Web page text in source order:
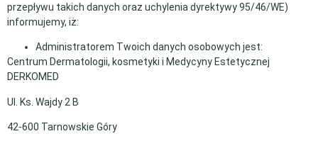
przepływu takich danych oraz uchylenia dyrektywy 95/46/WE)
informujemy, iż:
Administratorem Twoich danych osobowych jest:
Centrum Dermatologii, kosmetyki i Medycyny Estetycznej
DERKOMED
Ul. Ks. Wajdy 2 B
42-600 Tarnowskie Góry